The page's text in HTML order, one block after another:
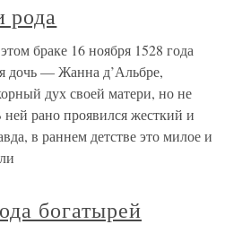
рода
браке 16 ноября 1528 года
дочь — Жанна д’Альбре,
дух своей матери, но не
рано проявился жесткий и
в раннем детстве это милое и
богатырей